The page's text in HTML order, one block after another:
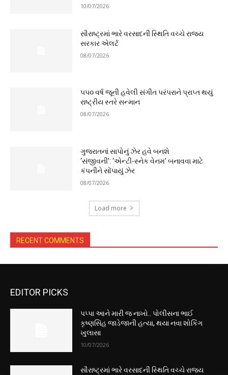
10/07/2026
સૌરાષ્ટ્રમાં ભારે વરસાદની સ્થિતિ વચ્ચે રાજ્ય
સરકાર એલર્ટ
08/07/2026
૫૫૦ વર્ષ જૂની હવેલી સંગીત પરંપરાને પ્રાપ્ત થયું
રાષ્ટ્રીય સ્તરે સન્માન
08/07/2026
ગુજરાતનાં સાપોનું ઝેર હવે બનશે
‘સંજીવની’: ‘એન્ટી-સ્નેક વેનમ’ બનાવવા માટે
કંપનીને સોંપાયું ઝેર
08/07/2026
Load more
RECENT COMMENTS
EDITOR PICKS
પપ્પા આને મારી જ નાખો.. પોલીસના ભાઈ
કૃષ્ણસિંહ જાડેજાની હત્યા, થયા નવા શોકિંગ
ખુલાસા
10/07/2026
સૌરાષ્ટ્રમાં ભારે વરસાદની સ્થિતિ વચ્ચે રાજ્ય